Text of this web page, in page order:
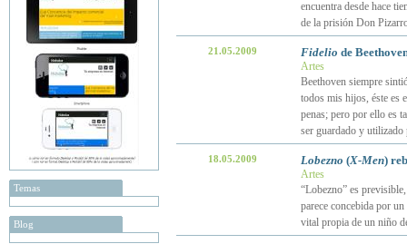
Temas
Blog
encuentra desde hace
de la prisión Don
21.05.2009 Fidelio de
Artes
Beethoven siempre
todos mis hijos, éste es
penas; pero por ello es
ser guardado y utilizado
18.05.2009 Lobezno (X-Men)
Artes
“Lobezno” es
parece concebida por
vital propia de un niño